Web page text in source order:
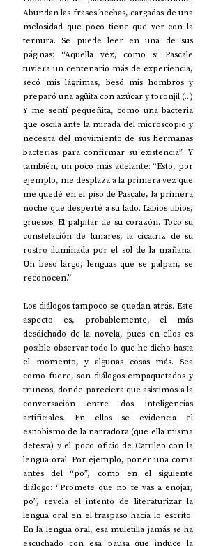
Abundan las frases hechas, cargadas de una
melosidad que poco tiene que ver con la
ternura. Se puede leer en una de sus
páginas: “Aquella vez, como si Pascale
tuviera un centenario más de experiencia,
secó mis lágrimas, besó mis hombros y
preparó una agüita con azúcar y toronjil (...)
Y me sentí pequeñita, como una bacteria
que oscila ante la mirada del microscopio y
necesita del movimiento de sus hermanas
bacterias para confirmar su existencia”. Y
también, un poco más adelante: “Esto, por
ejemplo, me desplaza a la primera vez que
me quedé en el piso de Pascale, la primera
noche que desperté a su lado. Labios tibios,
gruesos. El palpitar de su corazón. Toco su
constelación de lunares, la cicatriz de su
rostro iluminada por el sol de la mañana.
Un beso largo, lenguas que se palpan, se
reconocen.”
Los diálogos tampoco se quedan atrás. Este
aspecto es, probablemente, el más
desdichado de la novela, pues en ellos es
posible observar todo lo que he dicho hasta
el momento, y algunas cosas más. Sea
como fuere, son diálogos empaquetados y
truncos, donde pareciera que asistimos a la
conversación entre dos inteligencias
artificiales. En ellos se evidencia el
esnobismo de la narradora (que ella misma
detesta) y el poco oficio de Catrileo con la
lengua oral. Por ejemplo, poner una coma
antes del “po”, como en el siguiente
diálogo: “Promete que no te vas a enojar,
po”, revela el intento de literaturizar la
lengua oral en el traspaso hacia lo escrito.
En la lengua oral, esa muletilla jamás se ha
escuchado con esa pausa que induce la